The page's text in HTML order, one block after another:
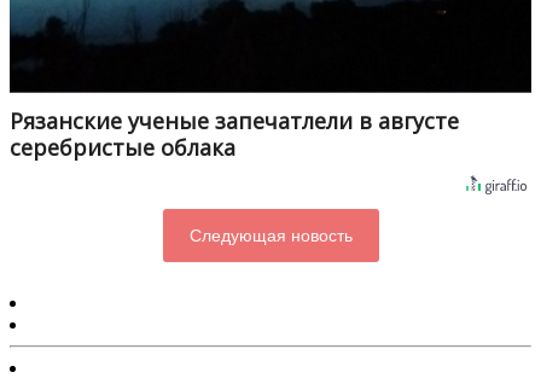
Рязанские ученые запечатлели в августе
серебристые облака
Следующая новость